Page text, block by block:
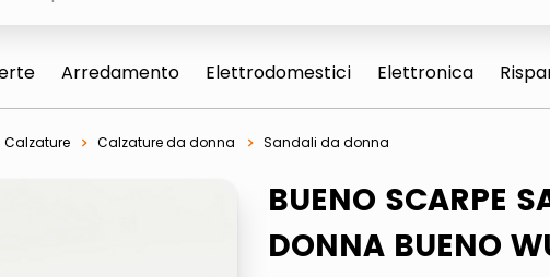
Arredamento Elettrodomestici Elettronica
Calzature Calzature da donna Sandali da donna
BUENO SCARPE
DONNA BUENO